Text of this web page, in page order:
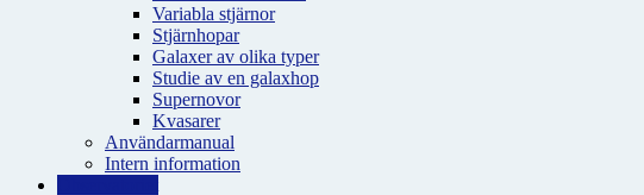
Variabla stjärnor
Stjärnhopar
Galaxer av olika typer
Studie av en galaxhop
Supernovor
Kvasarer
Användarmanual
Intern information